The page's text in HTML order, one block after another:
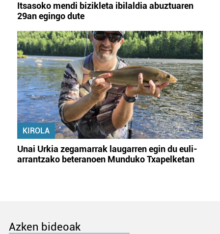
Itsasoko mendi bizikleta ibilaldia abuztuaren
29an egingo dute
KIROLA
Unai Urkia zegamarrak laugarren egin du euli-
arrantzako beteranoen Munduko Txapelketan
Azken bideoak